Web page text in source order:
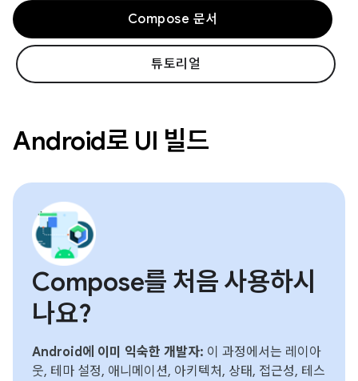
Compose 문서
튜토리얼
Android로 UI 빌드
Compose를 처음 사용하시
나요?
Android에 이미 익숙한 개발자: 이 과정에서는 레이아
웃, 테마 설정, 애니메이션, 아키텍처, 상태, 접근성, 테스